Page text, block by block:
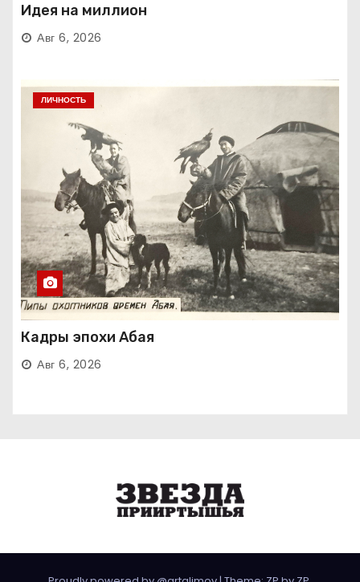
Идея на миллион
Авг 6, 2026
ЛИЧНОСТЬ
Кадры эпохи Абая
Авг 6, 2026